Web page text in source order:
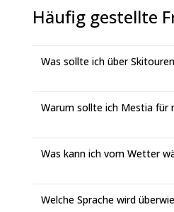
Häufig gestellte
Was sollte ich über
Warum sollte ich Mestia für
Was kann ich vom Wetter
Welche Sprache wird